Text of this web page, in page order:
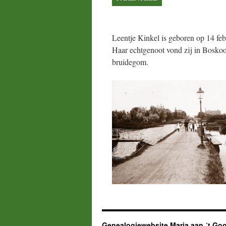
Leentje Kinkel is geboren op 14
Haar echtgenoot vond zij in
bruidegom.